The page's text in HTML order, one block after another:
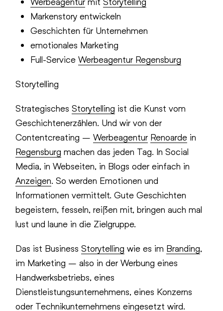
Markenstory entwickeln
Geschichten für Unternehmen
emotionales Marketing
Full-ServiceWerbeagentur Regensburg
Story­telling
StrategischesStorytelling ist die Kunst vom
Geschichtenerzählen. Und wir von der
Contentcreating –Werbeagentur Renoarde in
Regensburg machen das jeden Tag. In Social
Media, in Webseiten, in Blogs oder einfach in
Anzeigen. So werden Emotionen und
Informationen vermittelt. Gute Geschichten
begeistern, fesseln, reißen mit, bringen auch mal
lust und laune in die Zielgruppe.
Das ist BusinessStorytelling wie es im Branding,
im Marketing – also in der Werbung eines
Handwerksbetriebs, eines
Dienstleistungsunternehmens, eines Konzerns
oder Technikunternehmens eingesetzt wird.